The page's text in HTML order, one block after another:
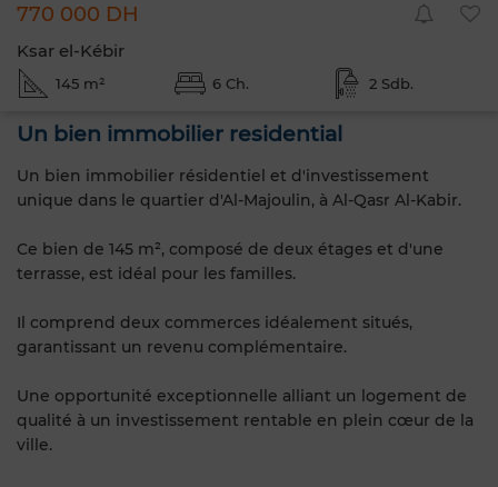
770 000 DH
Ksar el-Kébir
145 m² 6 Ch. 2 Sdb.
Un bien immobilier residential
Un bien immobilier résidentiel et d'investissement
unique dans le quartier d'Al-Majoulin, à Al-Qasr Al-Kabir.
Ce bien de 145 m², composé de deux étages et d'une
terrasse, est idéal pour les familles.
Il comprend deux commerces idéalement situés,
garantissant un revenu complémentaire.
Une opportunité exceptionnelle alliant un logement de
qualité à un investissement rentable en plein cœur de la
ville.